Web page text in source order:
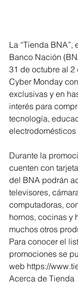
La “Tienda BNA”,
Banco Nación
31 de octubre al 2
Cyber Monday
exclusivas y en
interés para
tecnología,
electrodomésticos
Durante la
cuenten con
del BNA podrán
televisores,
computadoras,
hornos, cocinas y
muchos otros
Para conocer el
promociones se
web https://
Acerca de Tienda